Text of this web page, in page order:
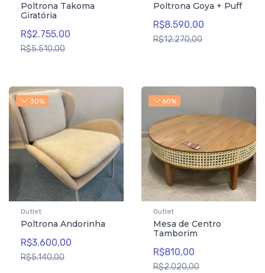
Poltrona Takoma
Giratória
R$2.755,00
R$5.510,00
Poltrona Goya + Puff
R$8.590,00
R$12.270,00
30%
Outlet
Poltrona Andorinha
R$3.600,00
R$5.140,00
60%
Outlet
Mesa de Centro
Tamborim
R$810,00
R$2.020,00